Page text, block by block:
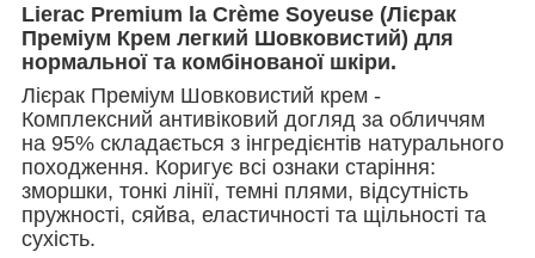
Lierac Premium la Crème Soyeuse (Лієрак
Преміум Крем легкий Шовковистий) для
нормальної та комбінованої шкіри.
Лієрак Преміум Шовковистий крем -
Комплексний антивіковий догляд за обличчям
на 95% складається з інгредієнтів натурального
походження. Коригує всі ознаки старіння:
зморшки, тонкі лінії, темні плями, відсутність
пружності, сяйва, еластичності та щільності та
сухість.